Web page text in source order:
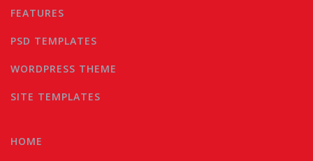
FEATURES
PSD TEMPLATES
WORDPRESS THEME
SITE TEMPLATES
HOME